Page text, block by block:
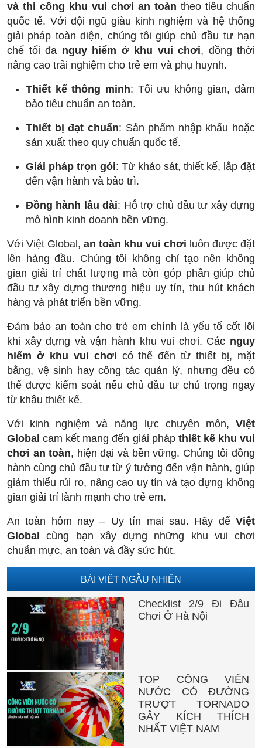
và thi công khu vui chơi an toàn theo tiêu chuẩn
quốc tế. Với đội ngũ giàu kinh nghiệm và hệ thống
giải pháp toàn diện, chúng tôi giúp chủ đầu tư hạn
chế tối đa nguy hiểm ở khu vui chơi, đồng thời
nâng cao trải nghiệm cho trẻ em và phụ huynh.
Thiết kế thông minh: Tối ưu không gian, đảm
bảo tiêu chuẩn an toàn.
Thiết bị đạt chuẩn: Sản phẩm nhập khẩu hoặc
sản xuất theo quy chuẩn quốc tế.
Giải pháp trọn gói: Từ khảo sát, thiết kế, lắp đặt
đến vận hành và bảo trì.
Đồng hành lâu dài: Hỗ trợ chủ đầu tư xây dựng
mô hình kinh doanh bền vững.
Với Việt Global, an toàn khu vui chơi luôn được đặt
lên hàng đầu. Chúng tôi không chỉ tạo nên không
gian giải trí chất lượng mà còn góp phần giúp chủ
đầu tư xây dựng thương hiệu uy tín, thu hút khách
hàng và phát triển bền vững.
Đảm bảo an toàn cho trẻ em chính là yếu tố cốt lõi
khi xây dựng và vận hành khu vui chơi. Các nguy
hiểm ở khu vui chơi có thể đến từ thiết bị, mặt
bằng, vệ sinh hay công tác quản lý, nhưng đều có
thể được kiểm soát nếu chủ đầu tư chú trọng ngay
từ khâu thiết kế.
Với kinh nghiệm và năng lực chuyên môn, Việt
Global cam kết mang đến giải pháp thiết kế khu vui
chơi an toàn, hiện đại và bền vững. Chúng tôi đồng
hành cùng chủ đầu tư từ ý tưởng đến vận hành, giúp
giảm thiểu rủi ro, nâng cao uy tín và tạo dựng không
gian giải trí lành mạnh cho trẻ em.
An toàn hôm nay – Uy tín mai sau. Hãy để Việt
Global
cùng bạn xây dựng những khu vui chơi
chuẩn mực, an toàn và đầy sức hút.
BÀI VIẾT NGẪU NHIÊN
Checklist 2/9 Đi Đâu
Chơi Ở Hà Nội
TOP CÔNG VIÊN
NƯỚC CÓ ĐƯỜNG
TRƯỢT TORNADO
GÂY KÍCH THÍCH
NHẤT VIỆT NAM